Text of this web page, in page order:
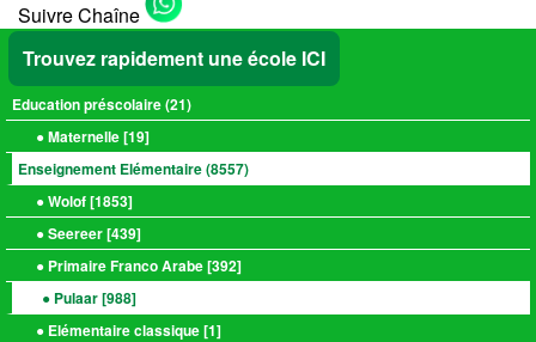
Suivre Chaîne
Trouvez rapidement une école ICI
Education préscolaire (21)
● Maternelle [19]
Enseignement Elémentaire (8557)
● Wolof [1853]
● Seereer [439]
● Primaire Franco Arabe [392]
● Pulaar [988]
● Elémentaire classique [1]